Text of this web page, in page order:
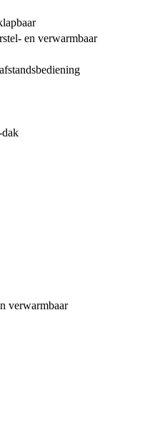
en verwarmbaar
dak
verwarmbaar